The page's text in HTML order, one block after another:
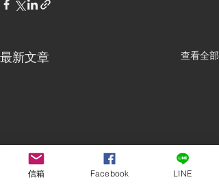
最新文章 查看全部
信箱 Facebook LINE